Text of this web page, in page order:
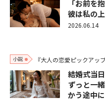
「お前を
彼は私の
2026.06.14
小説 『大人の恋愛ピックアップ
結婚式当
ずっと一
かう途中